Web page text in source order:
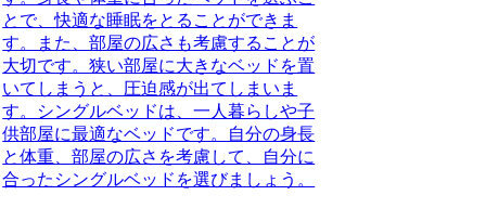
とで、快適な睡眠をとることができま
す。また、部屋の広さも考慮することが
大切です。狭い部屋に大きなベッドを置
いてしまうと、圧迫感が出てしまいま
す。シングルベッドは、一人暮らしや子
供部屋に最適なベッドです。自分の身長
と体重、部屋の広さを考慮して、自分に
合ったシングルベッドを選びましょう。